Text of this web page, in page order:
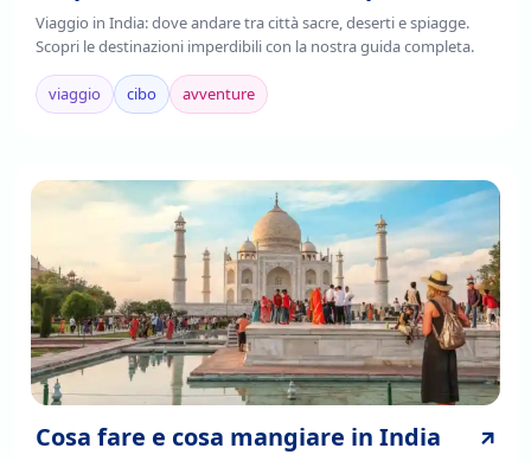
Viaggio in India: dove andare tra città sacre, deserti e spiagge.
Scopri le destinazioni imperdibili con la nostra guida completa.
viaggio cibo avventure
Cosa fare e cosa mangiare in India